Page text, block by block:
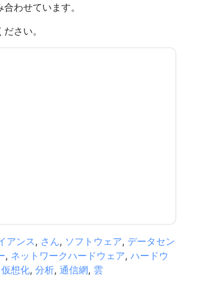
わせています。
さい。
アンス, さん, ソフトウェア, データセン
, ネットワークハードウェア, ハードウ
仮想化, 分析, 通信網, 雲